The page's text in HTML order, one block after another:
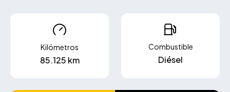
Kilómetros
85.125 km
Combustible
Diésel